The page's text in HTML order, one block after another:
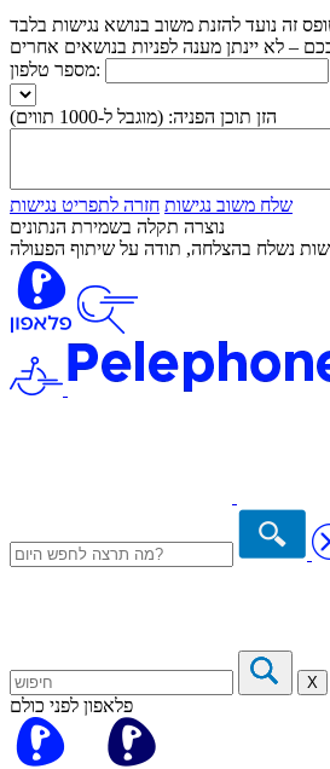
מספר טלפון:
הזן תוכן הפניה: (מוגבל ל-1000 תווים)
שלח משוב נגישות חזרה לתפריט נגישות
נוצרה תקלה בשמירת הנתונים
X
פלאפון לפני כולם